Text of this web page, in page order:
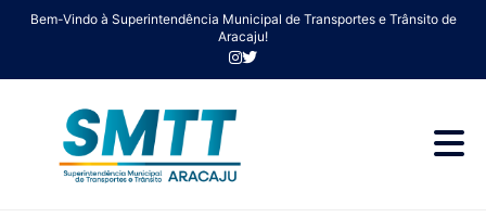
Bem-Vindo à Superintendência Municipal de Transportes e Trânsito de
Aracaju!